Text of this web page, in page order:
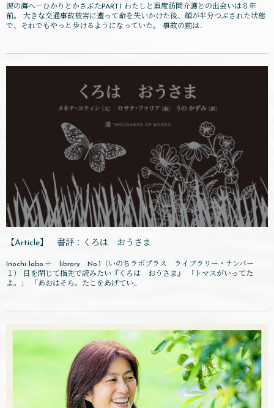
涙の海へ―ひかりとかさぶたPART1 わたしと重度訪問介護との出会いは８年
前。 大きな交通事故被害に遭って命を失いかけた後、顔が半分つぶされた状態
で、それでもやっと歩けるようになっていた。 事故の前は...
【Article】 書評：くろは おうさま
Inochi labo.＋ library No.1（いのちラボプラス ライブラリー・ナンバー
１） 目を閉じて指先で読みたい『くろは おうさま』 「トマスがいってた
よ。」 「あおはそら。たこをあげてい...